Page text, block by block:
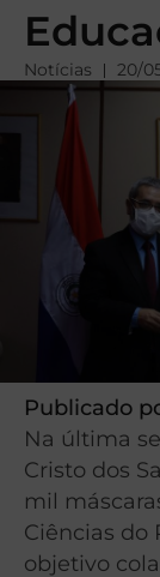
Notícias 20/
Publicado
Na última
Cristo dos
mil
Ciências do
objetivo